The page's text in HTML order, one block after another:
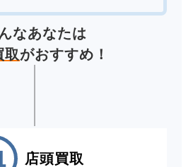
なあなたは
取がおすすめ！
店頭買取